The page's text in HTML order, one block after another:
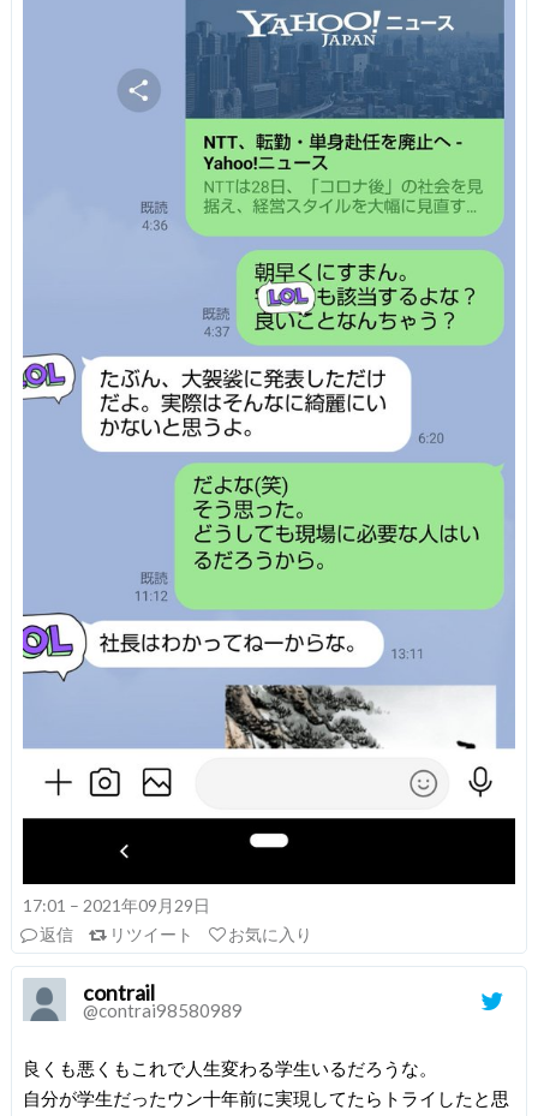
17:01 – 2021年09月29日
返信
リツイート お気に入り
contrail
@contrai98580989
良くも悪くもこれで人生変わる学生いるだろうな。
自分が学生だったウン十年前に実現してたらトライしたと思